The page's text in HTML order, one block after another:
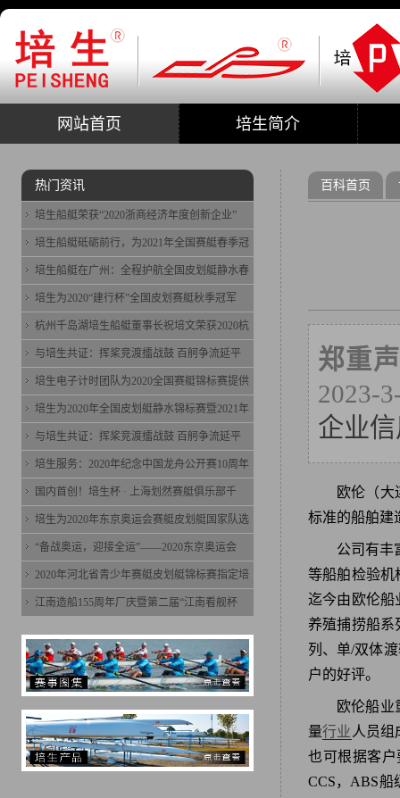
网站首页 培生简介
百科首页
郑重
2023-
企业
欧伦（大
标准的船舶建
公司有丰
等船舶检验机
迄今由欧伦船
养殖捕捞船系
列、单/双体
户的好评。
欧伦船业
量行业人员组
也可根据客
CCS，ABS船
热门资讯
培生船艇荣获“2020浙商经济年度创新企业”
培生船艇砥砺前行，为2021年全国赛艇春季冠
培生船艇在广州：全程护航全国皮划艇静水春
培生为2020“建行杯”全国皮划赛艇秋季冠军
杭州千岛湖培生船艇董事长祝培文荣获2020杭
与培生共证：挥桨竞渡擂战鼓 百舸争流延平
培生电子计时团队为2020全国赛艇锦标赛提供
培生为2020年全国皮划艇静水锦标赛暨2021年
与培生共证：挥桨竞渡擂战鼓 百舸争流延平
培生服务：2020年纪念中国龙舟公开赛10周年
国内首创！培生杯 · 上海划然赛艇俱乐部千
培生为2020年东京奥运会赛艇皮划艇国家队选
“备战奥运，迎接全运”——2020东京奥运会
2020年河北省青少年赛艇皮划艇锦标赛指定培
江南造船155周年厂庆暨第二届“江南看舰杯